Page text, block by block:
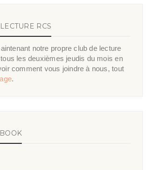
RCS
notre propre club de lecture
les deuxièmes jeudis du mois en
comment vous joindre à nous, tout
.